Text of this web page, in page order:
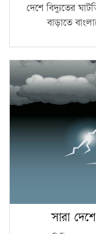
দেশে বিদ্যুতের
বাড়াতে
সারা